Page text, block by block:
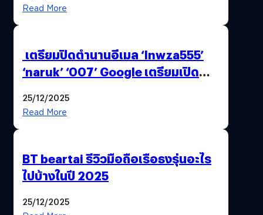
Read More
เตรียมปิดตำนานอีเมล ‘lnwza555’
‘naruk’ ‘007’ Google เตรียมเปิด
25/12/2025
Read More
BT beartai รีวิวมือถือเรือธงรุ่นอะไร
ไปบ้างในปี 2025
25/12/2025